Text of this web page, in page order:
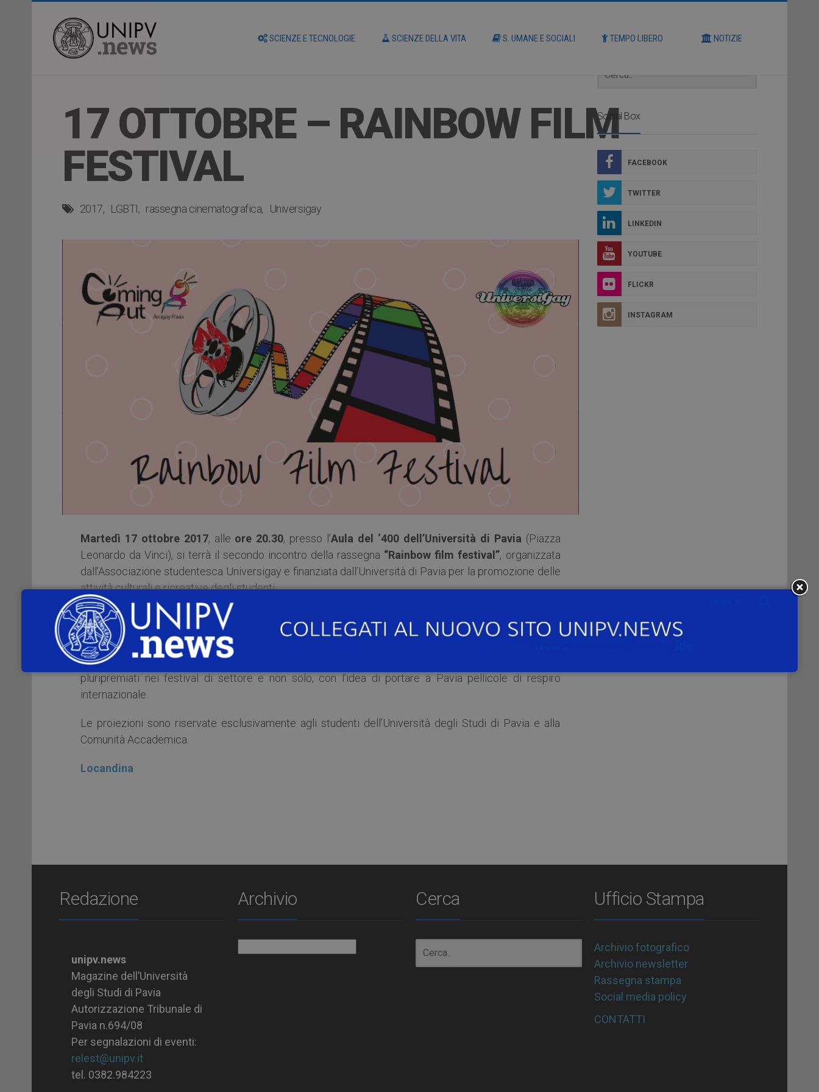
SCIENZE E TECNOLOGIE SCIENZE DELLA VITA S. UMANE E SOCIALI TEMPO LIBERO NOTIZIE
17 OTTOBRE – RAINBOW FILM
FESTIVAL
2017 LGBTI rassegna cinematografica Universigay
Martedì 17 ottobre 2017, alle ore 20.30, presso l’Aula del ‘400 dell’Università di Pavia (Piazza
Leonardo da Vinci), si terrà il secondo incontro della rassegna “Rainbow film festival”, organizzata
dall’Associazione studentesca Universigay e finanziata dall’Università di Pavia per la promozione delle
attività culturali e ricreative degli studenti.
L’appuntamento con la proiezione di
Anche quest’anno Universigay propone una rassegna cinematografica per riportare all’attenzione della
comunità accademica le tematiche LGBTI. La selezione quest’anno si è concentrata su film
pluripremiati nei festival di settore e non solo, con l’idea di portare a Pavia pellicole di respiro
internazionale.
Le proiezioni sono riservate esclusivamente agli studenti dell’Università degli Studi di Pavia e alla
Comunità Accademica.
Locandina
Social Box
FACEBOOK
TWITTER
LINKEDIN
YOUTUBE
FLICKR
INSTAGRAM
Redazione
unipv.news
Magazine dell’Università
degli Studi di Pavia
Autorizzazione Tribunale di
Pavia n.694/08
Per segnalazioni di eventi:
relest@unipv.it
tel. 0382.984223
Archivio Cerca Ufficio Stampa
Archivio fotografico
Archivio newsletter
Rassegna stampa
Social media policy
CONTATTI